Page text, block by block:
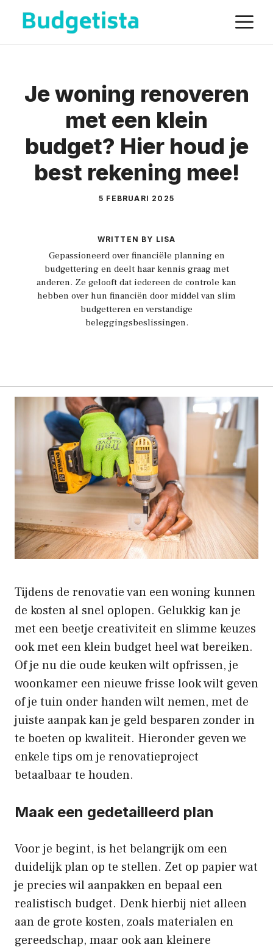
Spring
naar
de
Je woning renoveren
met een klein
budget? Hier houd je
best rekening mee!
5 FEBRUARI 2025
WRITTEN BY LISA
Gepassioneerd over financiële planning en
budgettering en deelt haar kennis graag met
anderen. Ze gelooft dat iedereen de controle kan
hebben over hun financiën door middel van slim
budgetteren en verstandige
beleggingsbeslissingen.
Tijdens de renovatie van een woning kunnen
de kosten al snel oplopen. Gelukkig kan je
met een beetje creativiteit en slimme keuzes
ook met een klein budget heel wat bereiken.
Of je nu die oude keuken wilt opfrissen, je
woonkamer een nieuwe frisse look wilt geven
of je tuin onder handen wilt nemen, met de
juiste aanpak kan je geld besparen zonder in
te boeten op kwaliteit. Hieronder geven we
enkele tips om je renovatieproject
betaalbaar te houden.
Maak een gedetailleerd plan
Voor je begint, is het belangrijk om een
duidelijk plan op te stellen. Zet op papier wat
je precies wil aanpakken en bepaal een
realistisch budget. Denk hierbij niet alleen
aan de grote kosten, zoals materialen en
gereedschap, maar ook aan kleinere